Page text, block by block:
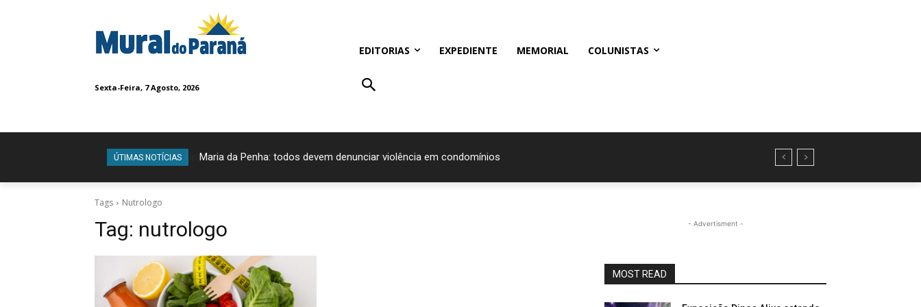
Sexta-Feira, 7 Agosto, 2026
EDITORIAS EXPEDIENTE MEMORIAL COLUNISTAS
ÚTIMAS NOTÍCIAS Maria da Penha: todos devem denunciar violência em condomínios
Tags Nutrologo
Tag: nutrologo - Advertisment -
MOST READ